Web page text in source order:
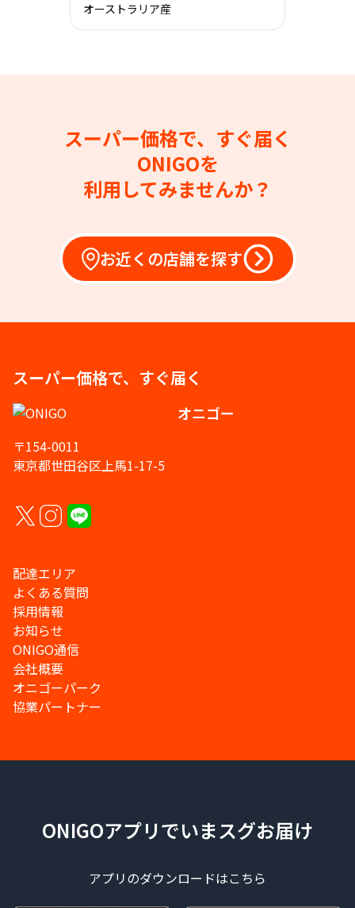
オーストラリア産
スーパー価格で、すぐ届く
ONIGOを
利用してみませんか？
お近くの店舗を探す
スーパー価格で、すぐ届く
オニゴー
〒154-0011
東京都世田谷区上馬1-17-5
配達エリア
よくある質問
採用情報
お知らせ
ONIGO通信
会社概要
オニゴーパーク
協業パートナー
ONIGOアプリでいまスグお届け
アプリのダウンロードはこちら